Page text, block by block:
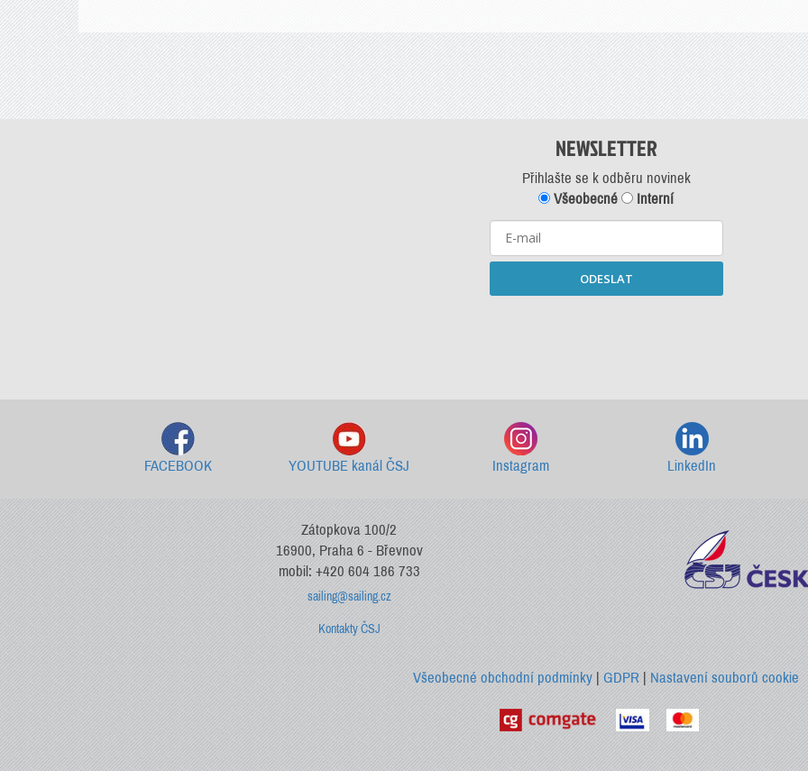
NEWSLETTER
Přihlašte se k odběru novinek
Všeobecné
Interní
ODESLAT
FACEBOOK YOUTUBE kanál ČSJ Instagram LinkedIn
Zátopkova 100/2
16900, Praha 6 - Břevnov
mobil: +420 604 186 733
sailing@sailing.cz
Kontakty ČSJ
Všeobecné obchodní podmínky |GDPR |Nastavení souborů cookie